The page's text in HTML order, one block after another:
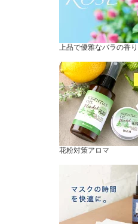
上品で優雅なバラの香り
花粉対策アロマ